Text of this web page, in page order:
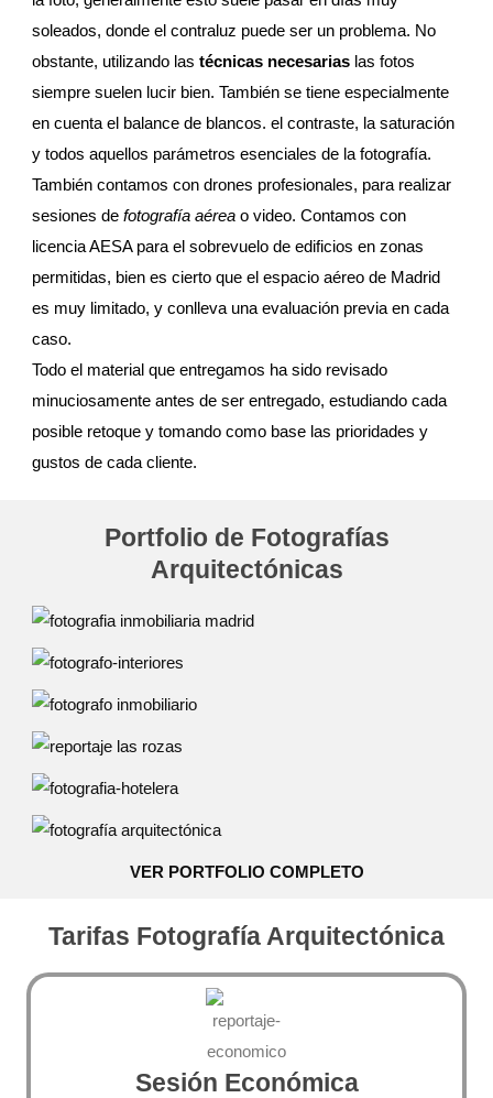
soleados, donde el contraluz puede ser un problema. No
obstante, utilizando las técnicas necesarias las fotos
siempre suelen lucir bien. También se tiene especialmente
en cuenta el balance de blancos. el contraste, la saturación
y todos aquellos parámetros esenciales de la fotografía.
También contamos con drones profesionales, para realizar
sesiones de fotografía aérea o video. Contamos con
licencia AESA para el sobrevuelo de edificios en zonas
permitidas, bien es cierto que el espacio aéreo de Madrid
es muy limitado, y conlleva una evaluación previa en cada
caso.
Todo el material que entregamos ha sido revisado
minuciosamente antes de ser entregado, estudiando cada
posible retoque y tomando como base las prioridades y
gustos de cada cliente.
Portfolio de Fotografías
Arquitectónicas
VER PORTFOLIO COMPLETO
Tarifas Fotografía Arquitectónica
Sesión Económica